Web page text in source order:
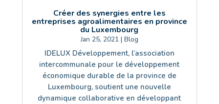
Créer des synergies entre les
entreprises agroalimentaires en province
du Luxembourg
Jan 25, 2021| Blog
IDELUX Développement, l’association
intercommunale pour le développement
économique durable de la province de
Luxembourg, soutient une nouvelle
dynamique collaborative en développant